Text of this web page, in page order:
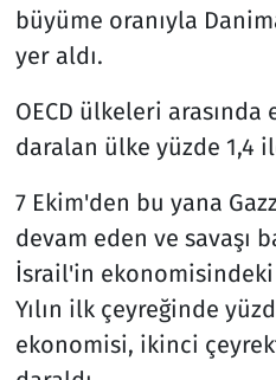
büyüme oranıyla
yer aldı.
OECD ülkeleri
daralan ülke yüzde 1,4
7 Ekim'den bu yana
devam eden ve savaşı
İsrail'in
Yılın ilk çeyreğinde
ekonomisi, ikinci